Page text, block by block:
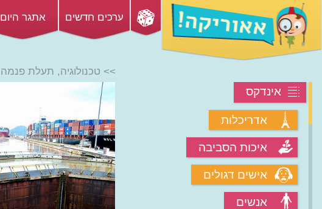
ערכים חדשים אתגר היום
אינדקס
אדריכלות
איכות הסביבה
אישים דגולים
אנשים
>> טכנולוגיה, תעלת פנמה